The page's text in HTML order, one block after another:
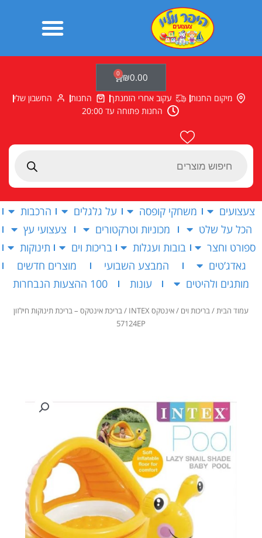
Products
₪0.00
0
עגלת
קניות
מיקום החנות עקוב אחרי הזמנתך החנות
החשבון שלי
החנות פתוחה עד 20:00
צעצועים משחקי קופסה על גלגלים
הרכבות
הכל על שלט
מכוניות וטרקטורים
צעצועי עץ
ספורט וחצר
בובות ועגלות בריכות וים
תינוקות
גאדג’טים
המבצע השבועי
מוצרים חדשים
מותגים ולהיטים
עונות 100 ההצעות הנבחרות
עמוד הבית/בריכות וים /אינטקס INTEX
/ בריכת אינטקס – בריכת תינוקות חילזון
57124EP